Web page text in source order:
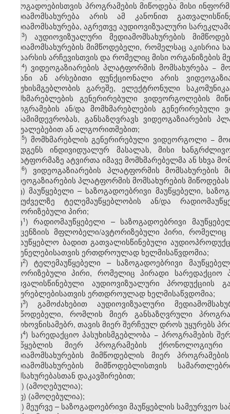
საზოგადოებისთვის პროგრამების მიწოდება მისი
მედიამომსახურება არის ამ კანონით
მედიამომსახურება, აგრეთვე აუდიოვიზუალური
​3) აუდიოვიზუალური მედიამომსახურების
მედიამომსახურების მიმწოდებელი, რომელსაც აკისრია
შინაარსის არჩევისთვის და რომელიც მისი ორგანიზების
​4) ვიდეოგაზიარების პლატფორმის მომსახურება −
მიზანი ან არსებითი ფუნქციონალი არის
პასუხისმგებლობის გარეშე, ელექტრონული
მომხმარებლების გენერირებული ვიდეორგოლების
პროგრამების ან/და მომხმარებლების
თანამიმდევრობას, განსაზღვრავს
საშუალებებით ან ალგორითმებით;
​5) მომხმარებლის გენერირებული ვიდეორგოლი −
შეადგენს ინდივიდუალურ მასალას, მისი
პლატფორმაზე ატვირთა იმავე მომხმარებელმა ან სხვა
​6) ვიდეოგაზიარების პლატფორმის
ვიდეოგაზიარების პლატფორმის მომსახურების
ტ) მაუწყებელი – საზოგადოებრივი მაუწყებელი,
საფუძველზე ტელემაუწყებლობის ან/და
ავტორიზებული პირი;
ტ​1) რადიომაუწყებელი – საზოგადოებრივი
ლიცენზიის მფლობელი/ავტორიზებული პირი,
სამაუწყებლო ბადით გათვალისწინებული
მსმენელებისათვის ერთდროულად ხელმისაწვდომია;
ტ​2) ტელემაუწყებელი – საზოგადოებრივი
ავტორიზებული პირი, რომელიც პირადი სარედაქციო
გათვალისწინებული აუდიოვიზუალური
მაყურებლებისათვის ერთდროულად ხელმისაწვდომია;
ტ​3) გამოძახებით აუდიოვიზუალური
მიმწოდებელი, რომლის მიერ განსაზღვრული
მოთხოვნისამებრ, თავის მიერ შერჩეულ დროს უყურებს
ტ​4) სარედაქციო პასუხისმგებლობა − პროგრამების
მაუწყებლის მიერ პროგრამების
მედიამომსახურების მიმწოდებლის მიერ
მედიამომსახურების მიმწოდებლისთვის
მომსახურებასთან დაკავშირებით;
უ) (ამოღებულია);
ფ) (ამოღებულია);
ქ) მეურვე – საზოგადოებრივი მაუწყებლის სამეურვეო